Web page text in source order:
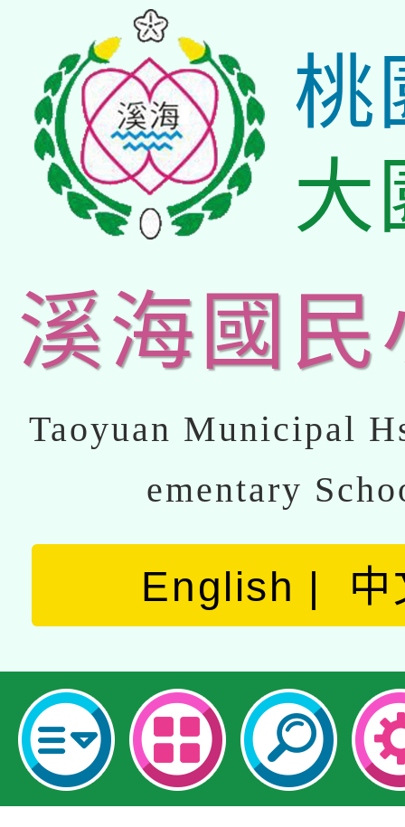
桃
大
溪海國民
Taoyuan Municipal
ementary
English 中